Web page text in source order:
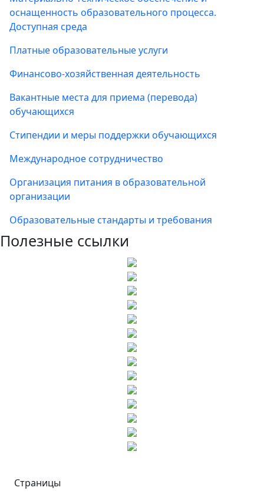
оснащенность образовательного процесса.
Доступная среда
Платные образовательные услуги
Финансово-хозяйственная деятельность
Вакантные места для приема (перевода)
обучающихся
Стипендии и меры поддержки обучающихся
Международное сотрудничество
Организация питания в образовательной
организации
Образовательные стандарты и требования
Полезные ссылки
Страницы